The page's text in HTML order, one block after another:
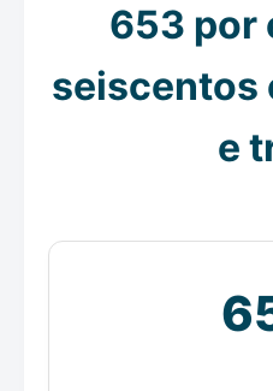
653 por
seiscentos
e